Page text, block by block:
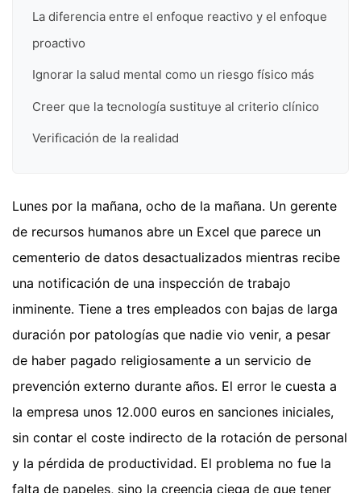
La diferencia entre el enfoque reactivo y el enfoque
proactivo
Ignorar la salud mental como un riesgo físico más
Creer que la tecnología sustituye al criterio clínico
Verificación de la realidad
Lunes por la mañana, ocho de la mañana. Un gerente
de recursos humanos abre un Excel que parece un
cementerio de datos desactualizados mientras recibe
una notificación de una inspección de trabajo
inminente. Tiene a tres empleados con bajas de larga
duración por patologías que nadie vio venir, a pesar
de haber pagado religiosamente a un servicio de
prevención externo durante años. El error le cuesta a
la empresa unos 12.000 euros en sanciones iniciales,
sin contar el coste indirecto de la rotación de personal
y la pérdida de productividad. El problema no fue la
falta de papeles, sino la creencia ciega de que tener